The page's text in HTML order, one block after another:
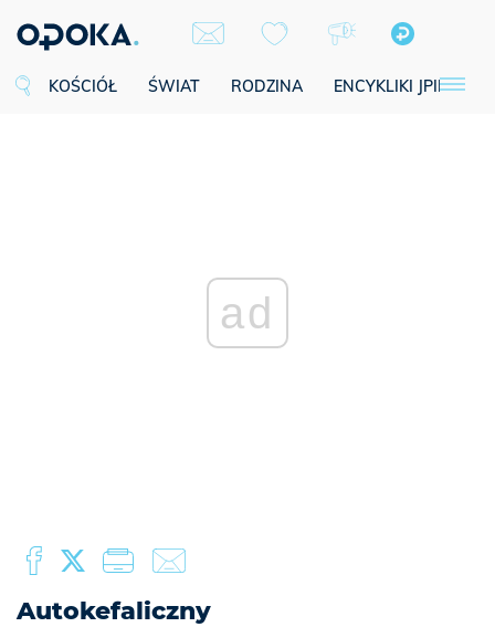
KOŚCIÓŁ ŚWIAT RODZINA ENCYKLIKI JPII
ad
Autokefaliczny